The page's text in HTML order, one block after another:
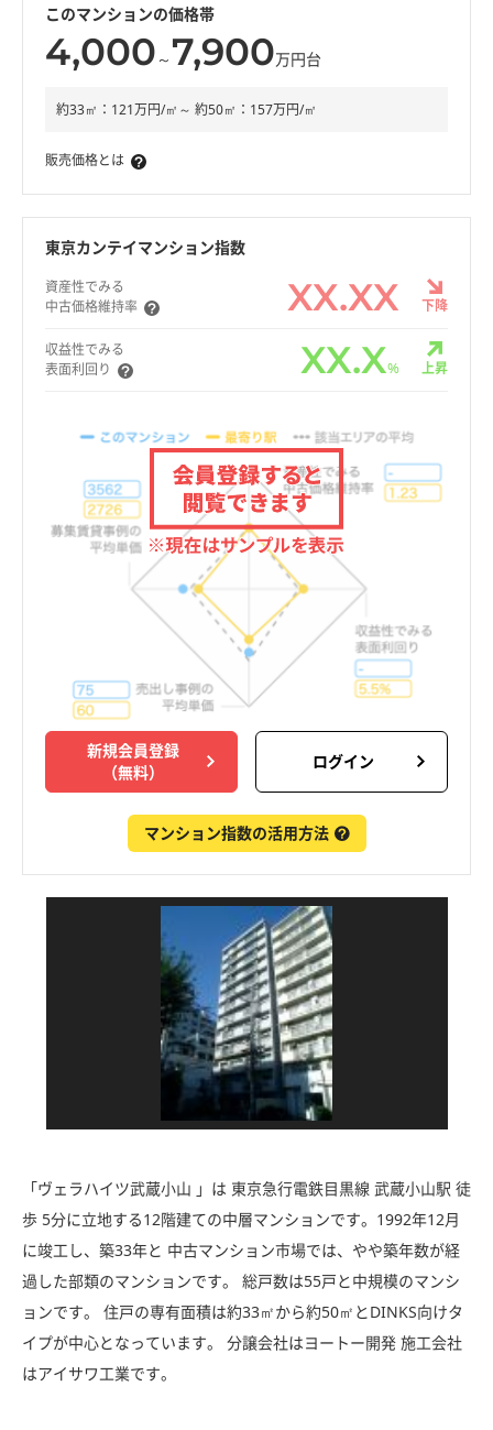
このマンションの価格帯
4,000 ～ 7,900万円台
約33㎡：121万円/㎡～ 約50㎡：157万円/㎡
販売価格とは
東京カンテイマンション指数
資産性でみる
中古価格維持率
XX.XX 下降
収益性でみる
表面利回り
XX.X% 上昇
新規会員登録
（無料）
ログイン
マンション指数の活用方法
「ヴェラハイツ武蔵小山 」は 東京急行電鉄目黒線 武蔵小山駅 徒
歩 5分に立地する12階建ての中層マンションです。1992年12月
に竣工し、築33年と 中古マンション市場では、やや築年数が経
過した部類のマンションです。 総戸数は55戸と中規模のマンシ
ョンです。 住戸の専有面積は約33㎡から約50㎡とDINKS向けタ
イプが中心となっています。 分譲会社はヨートー開発 施工会社
はアイサワ工業です。